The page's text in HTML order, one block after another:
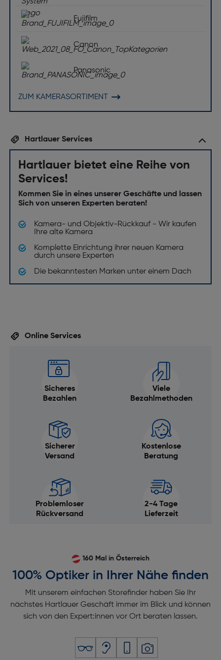
Fujifilm
Canon
Panasonic
ZUM KAMERASORTIMENT
Hartlauer Services
Hartlauer bietet eine Reihe von
Services!
Kommen Sie in eines unserer Geschäfte und lassen
Sich von unseren Experten beraten!
Kamera- und Objektiv-Rückkauf - Wir kaufen
Ihre alte Kamera
Komplette Einrichtung ihrer neuen Kamera
durch unsere Experten
Die bekanntesten Marken unter einem Dach
Online Services
Sicheres
Bezahlen
Viele
Bezahlmethoden
Sicherer
Versand
Kostenlose
Beratung
Problemloser
Rückversand
2-4 Tage
Lieferzeit
160 Mal in Österreich
100% Optiker in Ihrer Nähe finden
Mit unserem einfachen Storefinder haben Sie Ihr
nächstes Hartlauer Geschäft immer im Blick und können
sich von den Expert:innen vor Ort beraten lassen.